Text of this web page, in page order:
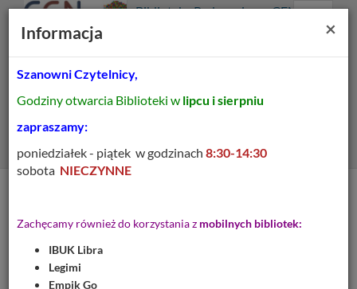
główne
główna
Prolib
główna
Biblioteka Pedagogiczna CEN
Menu
dziejów miasta
Białegostoku. praca
×
Informacja
Szanowni Czytelnicy,
Godziny otwarcia Biblioteki w lipcu i sierpniu
zapraszamy:
poniedziałek - piątek w godzinach 8:30-14:30
sobota NIECZYNNE
Zachęcamy również do korzystania z mobilnych bibliotek:
IBUK Libra
Legimi
Empik Go